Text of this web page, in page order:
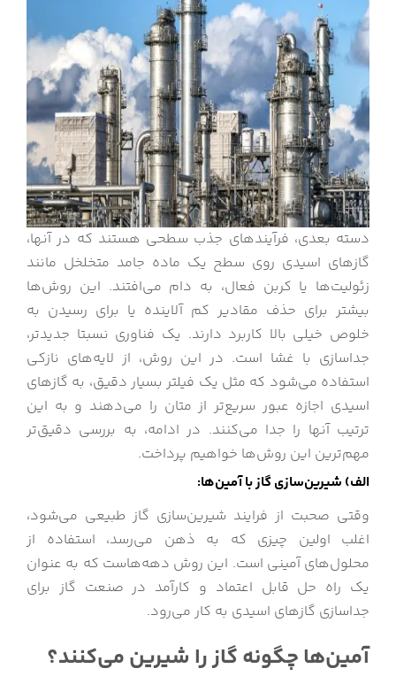
دسته بعدی، فرآیندهای جذب سطحی هستند که در آنها،
گازهای اسیدی روی سطح یک ماده جامد متخلخل مانند
زئولیت‌ها یا کربن فعال، به دام می‌افتند. این روش‌ها
بیشتر برای حذف مقادیر کم آلاینده یا برای رسیدن به
خلوص خیلی بالا کاربرد دارند. یک فناوری نسبتا جدیدتر،
جداسازی با غشا است. در این روش، از لایه‌های نازکی
استفاده می‌شود که مثل یک فیلتر بسیار دقیق، به گازهای
اسیدی اجازه عبور سریع‌تر از متان را می‌دهند و به این
ترتیب آنها را جدا می‌کنند. در ادامه، به بررسی دقیق‌تر
مهم‌ترین این روش‌ها خواهیم پرداخت.
الف) شیرین‌سازی گاز با آمین‌ها:
وقتی صحبت از فرایند شیرین‌سازی گاز طبیعی می‌شود،
اغلب اولین چیزی که به ذهن می‌رسد، استفاده از
محلول‌های آمینی است. این روش دهه‌هاست که به عنوان
یک راه حل قابل اعتماد و کارآمد در صنعت گاز برای
جداسازی گازهای اسیدی به کار می‌رود.
آمین‌ها چگونه گاز را شیرین می‌کنند؟